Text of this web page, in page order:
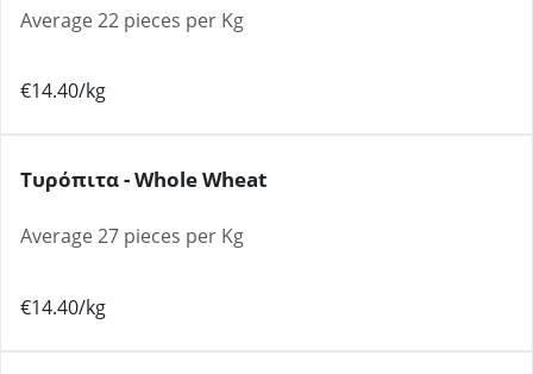
Average 22 pieces per Kg
€14.40/kg
Τυρόπιτα - Whole Wheat
Average 27 pieces per Kg
€14.40/kg